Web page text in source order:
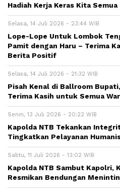
Hadiah Kerja Keras Kita Semua
Selasa, 14 Juli 2026 - 23:44 WIB
Lope-Lope Untuk Lombok
Pamit dengan Haru – Terima
Berita Positif
Selasa, 14 Juli 2026 - 21:32 WIB
Pisah Kenal di Ballroom
Terima Kasih untuk Semua
Senin, 13 Juli 2026 - 20:22 WIB
Kapolda NTB Tekankan
Tingkatkan Pelayanan
Sabtu, 11 Juli 2026 - 13:02 WIB
Kapolda NTB Sambut Kapolri,
Resmikan Bendungan